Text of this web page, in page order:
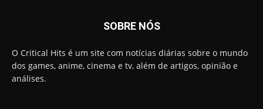
SOBRE NÓS
O Critical Hits é um site com notícias diárias sobre o mundo
dos games, anime, cinema e tv, além de artigos, opinião e
análises.